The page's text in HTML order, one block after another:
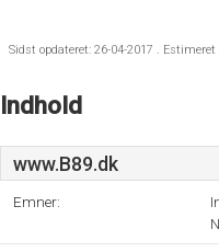
Sidst opdateret: 26-04-2017 .
Indhold
www.B89.dk
Emner: